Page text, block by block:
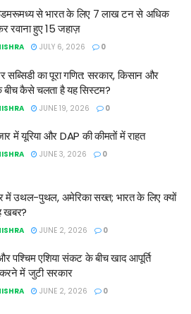
से भारत के लिए 7 लाख टन से अधिक
रवाना हुए 15 जहाज़
JULY 6, 2026 0
सब्सिडी का पूरा गणित: सरकार, किसान और
बीच कैसे चलता है यह सिस्टम?
JUNE 19, 2026 0
में यूरिया और DAP की कीमतों में राहत
JUNE 3, 2026 0
में उथल-पुथल, अमेरिका सख्त; भारत के लिए क्यों
खबर?
JUNE 2, 2026 0
पश्चिम एशिया संकट के बीच खाद आपूर्ति
में जुटी सरकार
JUNE 2, 2026 0